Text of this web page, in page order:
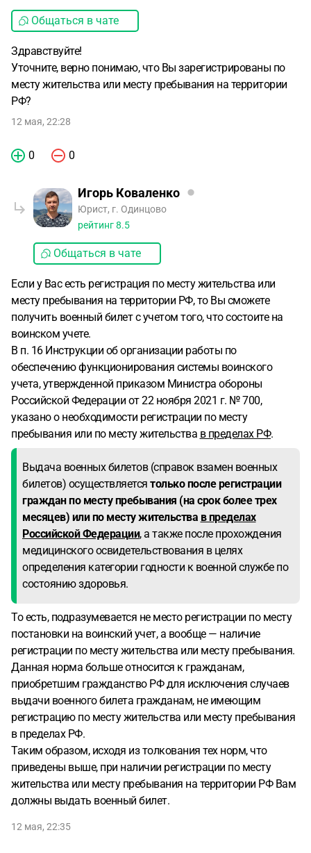
Общаться в чате
Здравствуйте!
Уточните, верно понимаю, что Вы зарегистрированы по
месту жительства или месту пребывания на территории
РФ?
12 мая, 22:28
0 0
Игорь Коваленко
Юрист, г. Одинцово
рейтинг8.5
Общаться в чате
Если у Вас есть регистрация по месту жительства или
месту пребывания на территории РФ, то Вы сможете
получить военный билет с учетом того, что состоите на
воинском учете.
В п. 16 Инструкции об организации работы по
обеспечению функционирования системы воинского
учета, утвержденной приказом Министра обороны
Российской Федерации от 22 ноября 2021 г. № 700,
указано о необходимости регистрации по месту
пребывания или по месту жительства в пределах РФ.
Выдача военных билетов (справок взамен военных
билетов) осуществляется только после регистрации
граждан по месту пребывания (на срок более трех
месяцев) или по месту жительства в пределах
Российской Федерации, а также после прохождения
медицинского освидетельствования в целях
определения категории годности к военной службе по
состоянию здоровья.
То есть, подразумевается не место регистрации по месту
постановки на воинский учет, а вообще — наличие
регистрации по месту жительства или месту пребывания.
Данная норма больше относится к гражданам,
приобретшим гражданство РФ для исключения случаев
выдачи военного билета гражданам, не имеющим
регистрацию по месту жительства или месту пребывания
в пределах РФ.
Таким образом, исходя из толкования тех норм, что
приведены выше, при наличии регистрации по месту
жительства или месту пребывания на территории РФ Вам
должны выдать военный билет.
12 мая, 22:35